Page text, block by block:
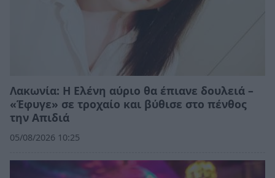
Λακωνία: Η Ελένη αύριο θα έπιανε δουλειά –
«Έφυγε» σε τροχαίο και βύθισε στο πένθος
την Απιδιά
05/08/2026 10:25